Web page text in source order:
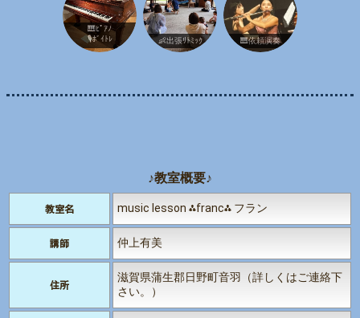
🎹ﾋﾟｱﾉ
🎙️ﾎﾞｲﾄﾚ
👶出張ﾘﾄﾐｯｸ 🎹依頼演奏
♪教室概要♪
教室名 music lesson ⁂franc⁂ フラン
講師 仲上有美
住所
滋賀県蒲生郡日野町音羽（詳しくはご連絡下
さい。）